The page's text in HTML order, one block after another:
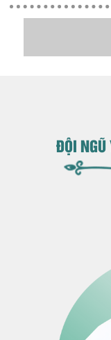
ĐỘI NGŨ